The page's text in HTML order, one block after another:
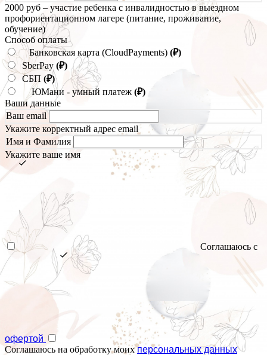
2000 руб – участие ребенка с инвалидностью в выездном
профориентационном лагере (питание, проживание,
обучение)
Способ оплаты
Банковская карта (CloudPayments) (₽)
SberPay (₽)
СБП (₽)
ЮМани - умный платеж (₽)
Ваши данные
Ваш email
Укажите корректный адрес email
Имя и Фамилия
Укажите ваше имя
Соглашаюсь с
офертой
Соглашаюсь на обработку моихперсональных данных